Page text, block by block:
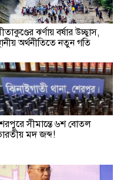
ঝর্ণায় বর্ষার উচ্ছ্বাস,
অর্থনীতিতে নতুন গতি
সীমান্তে ৬শ বোতল
মদ জব্দ!